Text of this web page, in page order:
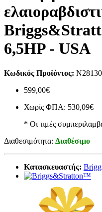
6,5HP - USA
Κωδικός Προϊόντος:
599,00€
Χωρίς ΦΠΑ: 530,09€
* Οι τιμές
Διαθεσιμότητα: Διαθέσιμο
Κατασκευαστής: